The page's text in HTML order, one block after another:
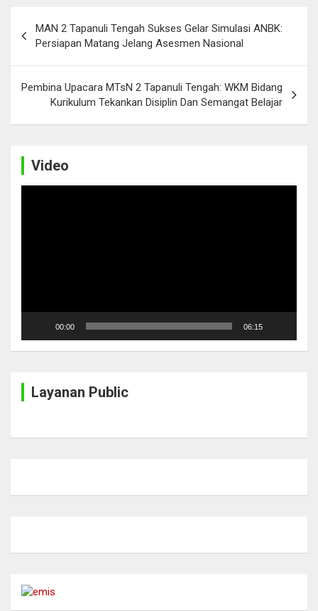
navigation
MAN 2 Tapanuli Tengah Sukses Gelar Simulasi ANBK:
Persiapan Matang Jelang Asesmen Nasional
Pembina Upacara MTsN 2 Tapanuli Tengah: WKM Bidang
Kurikulum Tekankan Disiplin Dan Semangat Belajar
Video
00:00 06:15
Layanan Public